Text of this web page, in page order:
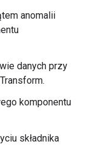
anomalii
danych przy
komponentu
składnika